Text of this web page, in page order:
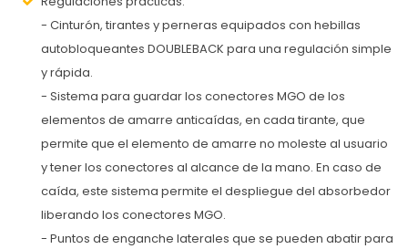
- Cinturón, tirantes y perneras equipados con hebillas
autobloqueantes DOUBLEBACK para una regulación simple
y rápida.
- Sistema para guardar los conectores MGO de los
elementos de amarre anticaídas, en cada tirante, que
permite que el elemento de amarre no moleste al usuario
y tener los conectores al alcance de la mano. En caso de
caída, este sistema permite el despliegue del absorbedor
liberando los conectores MGO.
- Puntos de enganche laterales que se pueden abatir para